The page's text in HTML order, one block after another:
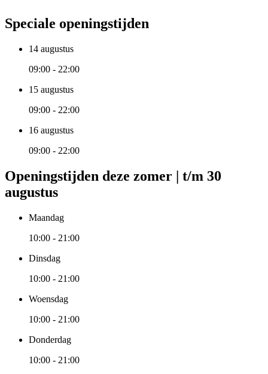
Speciale openingstijden
14 augustus
09:00 - 22:00
15 augustus
09:00 - 22:00
16 augustus
09:00 - 22:00
Openingstijden deze zomer | t/m 30
augustus
Maandag
10:00 - 21:00
Dinsdag
10:00 - 21:00
Woensdag
10:00 - 21:00
Donderdag
10:00 - 21:00